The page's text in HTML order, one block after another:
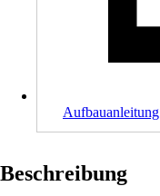
Aufbauanleitung
Beschreibung